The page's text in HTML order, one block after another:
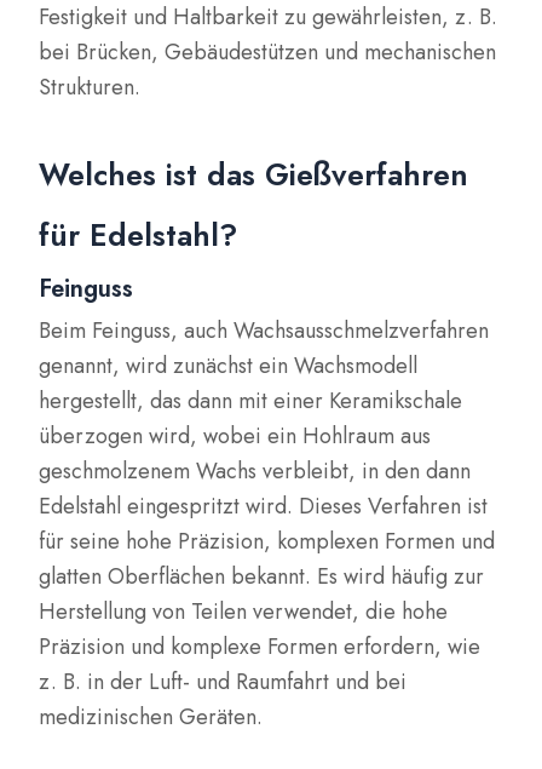
Festigkeit und Haltbarkeit zu gewährleisten, z. B.
bei Brücken, Gebäudestützen und mechanischen
Strukturen.
Welches ist das Gießverfahren
für Edelstahl?
Feinguss
Beim Feinguss, auch Wachsausschmelzverfahren
genannt, wird zunächst ein Wachsmodell
hergestellt, das dann mit einer Keramikschale
überzogen wird, wobei ein Hohlraum aus
geschmolzenem Wachs verbleibt, in den dann
Edelstahl eingespritzt wird. Dieses Verfahren ist
für seine hohe Präzision, komplexen Formen und
glatten Oberflächen bekannt. Es wird häufig zur
Herstellung von Teilen verwendet, die hohe
Präzision und komplexe Formen erfordern, wie
z. B. in der Luft- und Raumfahrt und bei
medizinischen Geräten.